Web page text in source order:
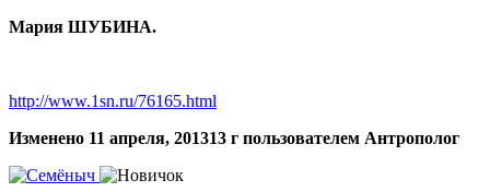
Мария ШУБИНА.
http://www.1sn.ru/76165.html
Изменено 11 апреля, 201313 г пользователем Антрополог